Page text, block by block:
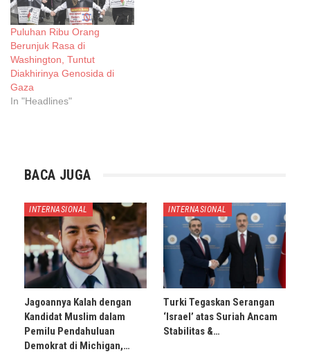
Puluhan Ribu Orang
Berunjuk Rasa di
Washington, Tuntut
Diakhirinya Genosida di
Gaza
In "Headlines"
BACA JUGA
INTERNASIONAL
Jagoannya Kalah dengan
Kandidat Muslim dalam
Pemilu Pendahuluan
Demokrat di Michigan,…
INTERNASIONAL
Turki Tegaskan Serangan
‘Israel’ atas Suriah Ancam
Stabilitas &…